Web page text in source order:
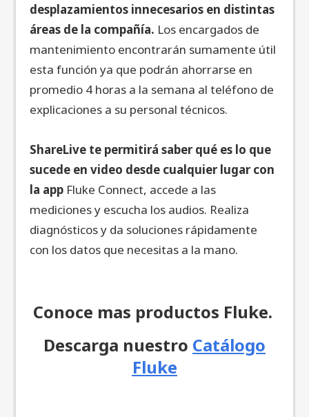
desplazamientos innecesarios en distintas
áreas de la compañía. Los encargados de
mantenimiento encontrarán sumamente útil
esta función ya que podrán ahorrarse en
promedio 4 horas a la semana al teléfono de
explicaciones a su personal técnicos.
ShareLive te permitirá saber qué es lo que
sucede en video desde cualquier lugar con
la app Fluke Connect, accede a las
mediciones y escucha los audios. Realiza
diagnósticos y da soluciones rápidamente
con los datos que necesitas a la mano.
Conoce mas productos Fluke.
Descarga nuestro Catálogo
Fluke